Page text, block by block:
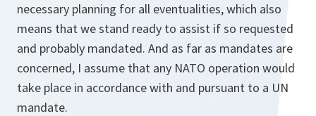
necessary planning for all eventualities, which also
means that we stand ready to assist if so requested
and probably mandated. And as far as mandates are
concerned, I assume that any NATO operation would
take place in accordance with and pursuant to a UN
mandate.